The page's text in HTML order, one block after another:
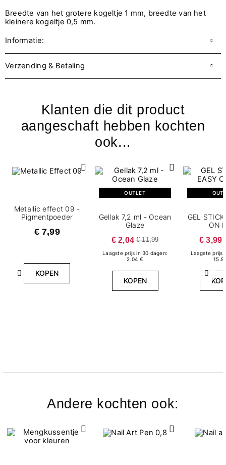
Breedte van het grotere kogeltje 1 mm, breedte van het
kleinere kogeltje 0,5 mm.
Informatie:
Verzending & Betaling
Klanten die dit product
aangeschaft hebben kochten
ook...
Vorige
Metallic effect 09 -
Pigmentpoeder
€ 7,99
KOPEN
OUTLET
Gellak 7,2 ml - Ocean
Glaze
€ 2,04 € 11,99
Laagste prijs in 30 dagen:
2.04 €
KOPEN
GEL
ON
€ 3,99
Laagste prijs
Andere kochten ook: